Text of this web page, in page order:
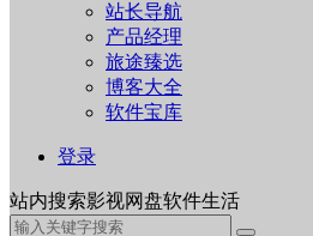
站长导航
产品经理
旅途臻选
博客大全
软件宝库
登录
站内搜索影视网盘软件生活